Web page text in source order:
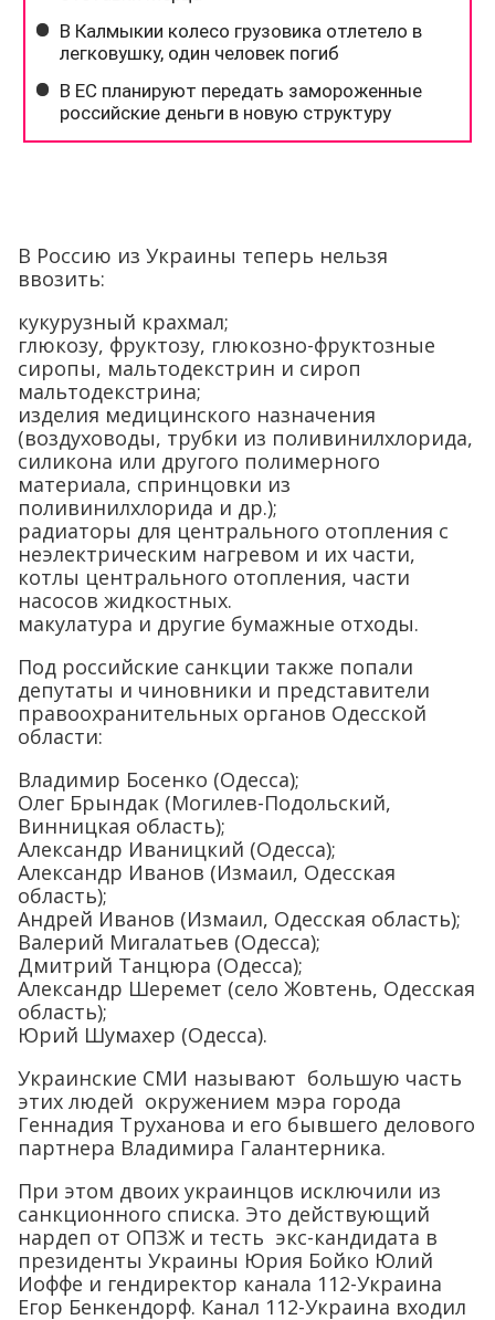
В Россию из Украины теперь нельзя
ввозить:
кукурузный крахмал;
глюкозу, фруктозу, глюкозно-фруктозные
сиропы, мальтодекстрин и сироп
мальтодекстрина;
изделия медицинского назначения
(воздуховоды, трубки из поливинилхлорида,
силикона или другого полимерного
материала, спринцовки из
поливинилхлорида и др.);
радиаторы для центрального отопления с
неэлектрическим нагревом и их части,
котлы центрального отопления, части
насосов жидкостных.
макулатура и другие бумажные отходы.
Под российские санкции также попали
депутаты и чиновники и представители
правоохранительных органов Одесской
области:
Владимир Босенко (Одесса);
Олег Брындак (Могилев-Подольский,
Винницкая область);
Александр Иваницкий (Одесса);
Александр Иванов (Измаил, Одесская
область);
Андрей Иванов (Измаил, Одесская область);
Валерий Мигалатьев (Одесса);
Дмитрий Танцюра (Одесса);
Александр Шеремет (село Жовтень, Одесская
область);
Юрий Шумахер (Одесса).
Украинские СМИ называют большую часть
этих людей окружением мэра города
Геннадия Труханова и его бывшего делового
партнера Владимира Галантерника.
При этом двоих украинцов исключили из
санкционного списка. Это действующий
нардеп от ОПЗЖ и тесть экс-кандидата в
президенты Украины Юрия Бойко Юлий
Иоффе и гендиректор канала 112-Украина
Егор Бенкендорф. Канал 112-Украина входил